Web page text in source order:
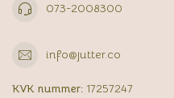
073-2008300
info@jutter.co
KVK nummer: 17257247